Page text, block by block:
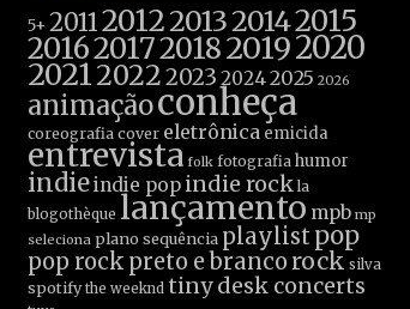
5+ 20112012201320142015
20162017201820192020
202120222023 20242025 2026
animaçãoconheça
coreografia cover eletrônica emicida
entrevista folk fotografia humor
indieindie pop indie rock la
blogothèque lançamento mpb mp
seleciona plano sequência playlist pop
pop rock preto e branco rock silva
spotify the weeknd tiny desk concerts